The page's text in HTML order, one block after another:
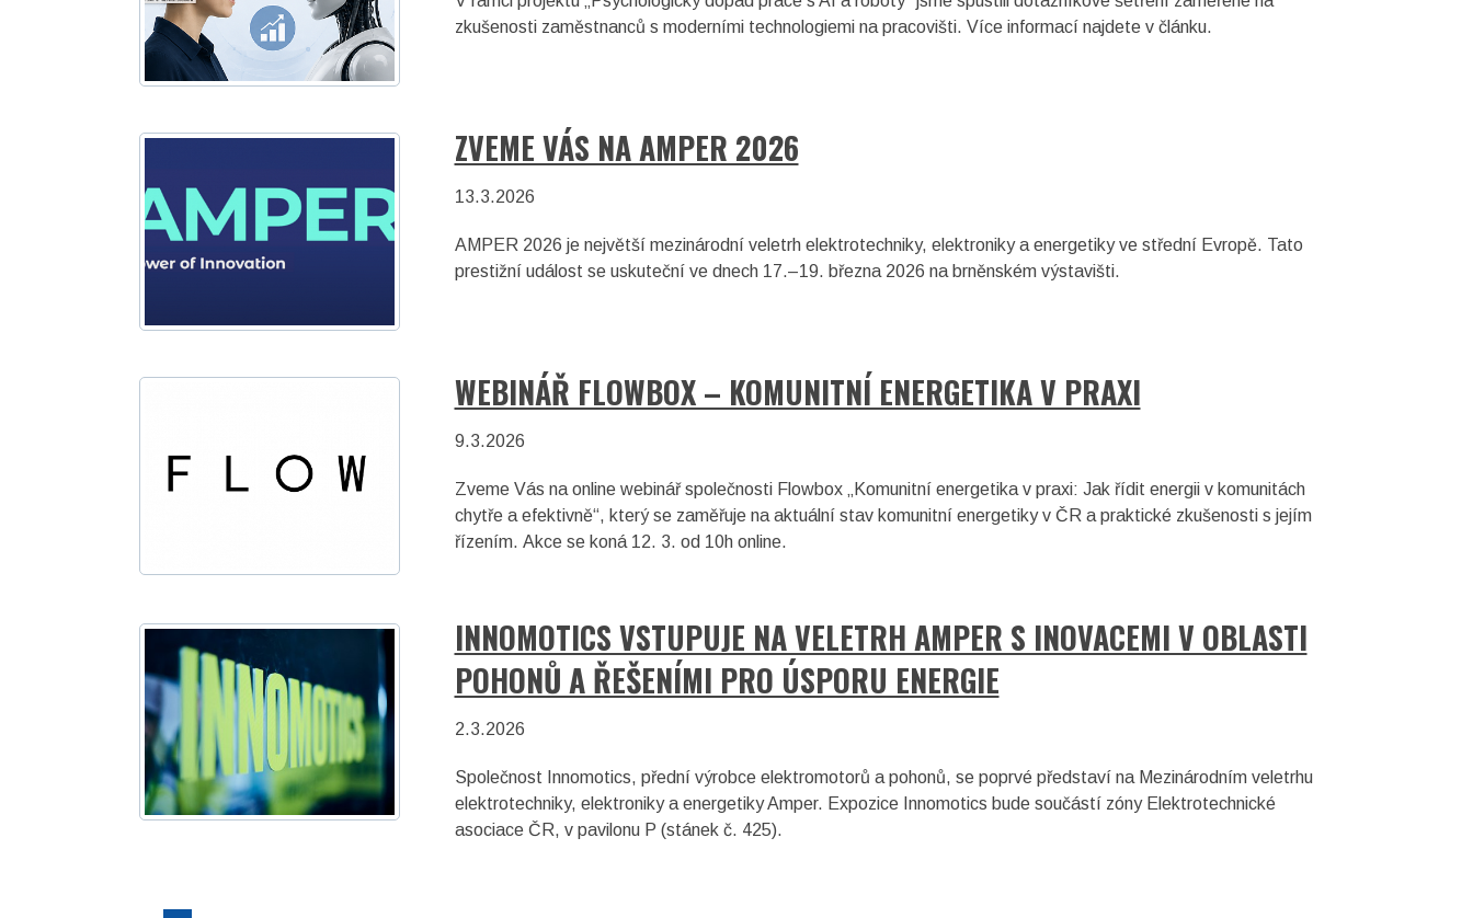
zkušenosti zaměstnanců s moderními technologiemi na pracovišti. Více informací najdete v článku.
ZVEME VÁS NA AMPER 2026
13.3.2026
AMPER 2026 je největší mezinárodní veletrh elektrotechniky, elektroniky a energetiky ve střední Evropě. Tato
prestižní událost se uskuteční ve dnech 17.–19. března 2026 na brněnském výstavišti.
WEBINÁŘ FLOWBOX – KOMUNITNÍ ENERGETIKA V PRAXI
9.3.2026
Zveme Vás na online webinář společnosti Flowbox „Komunitní energetika v praxi: Jak řídit energii v komunitách
chytře a efektivně“, který se zaměřuje na aktuální stav komunitní energetiky v ČR a praktické zkušenosti s jejím
řízením. Akce se koná 12. 3. od 10h online.
INNOMOTICS VSTUPUJE NA VELETRH AMPER S INOVACEMI V OBLASTI
POHONŮ A ŘEŠENÍMI PRO ÚSPORU ENERGIE
2.3.2026
Společnost Innomotics, přední výrobce elektromotorů a pohonů, se poprvé představí na Mezinárodním veletrhu
elektrotechniky, elektroniky a energetiky Amper. Expozice Innomotics bude součástí zóny Elektrotechnické
asociace ČR, v pavilonu P (stánek č. 425).